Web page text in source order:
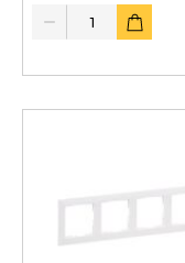
Quantity